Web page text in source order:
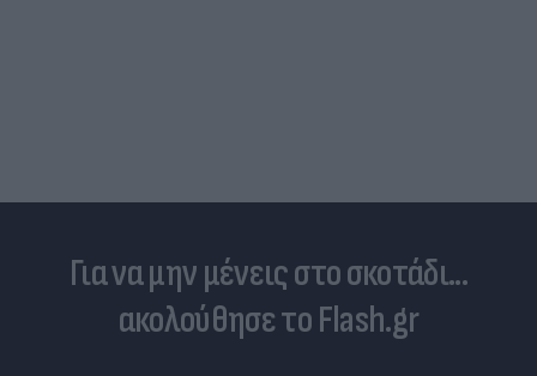
Για να μην μένεις στο σκοτάδι...
ακολούθησε το Flash.gr